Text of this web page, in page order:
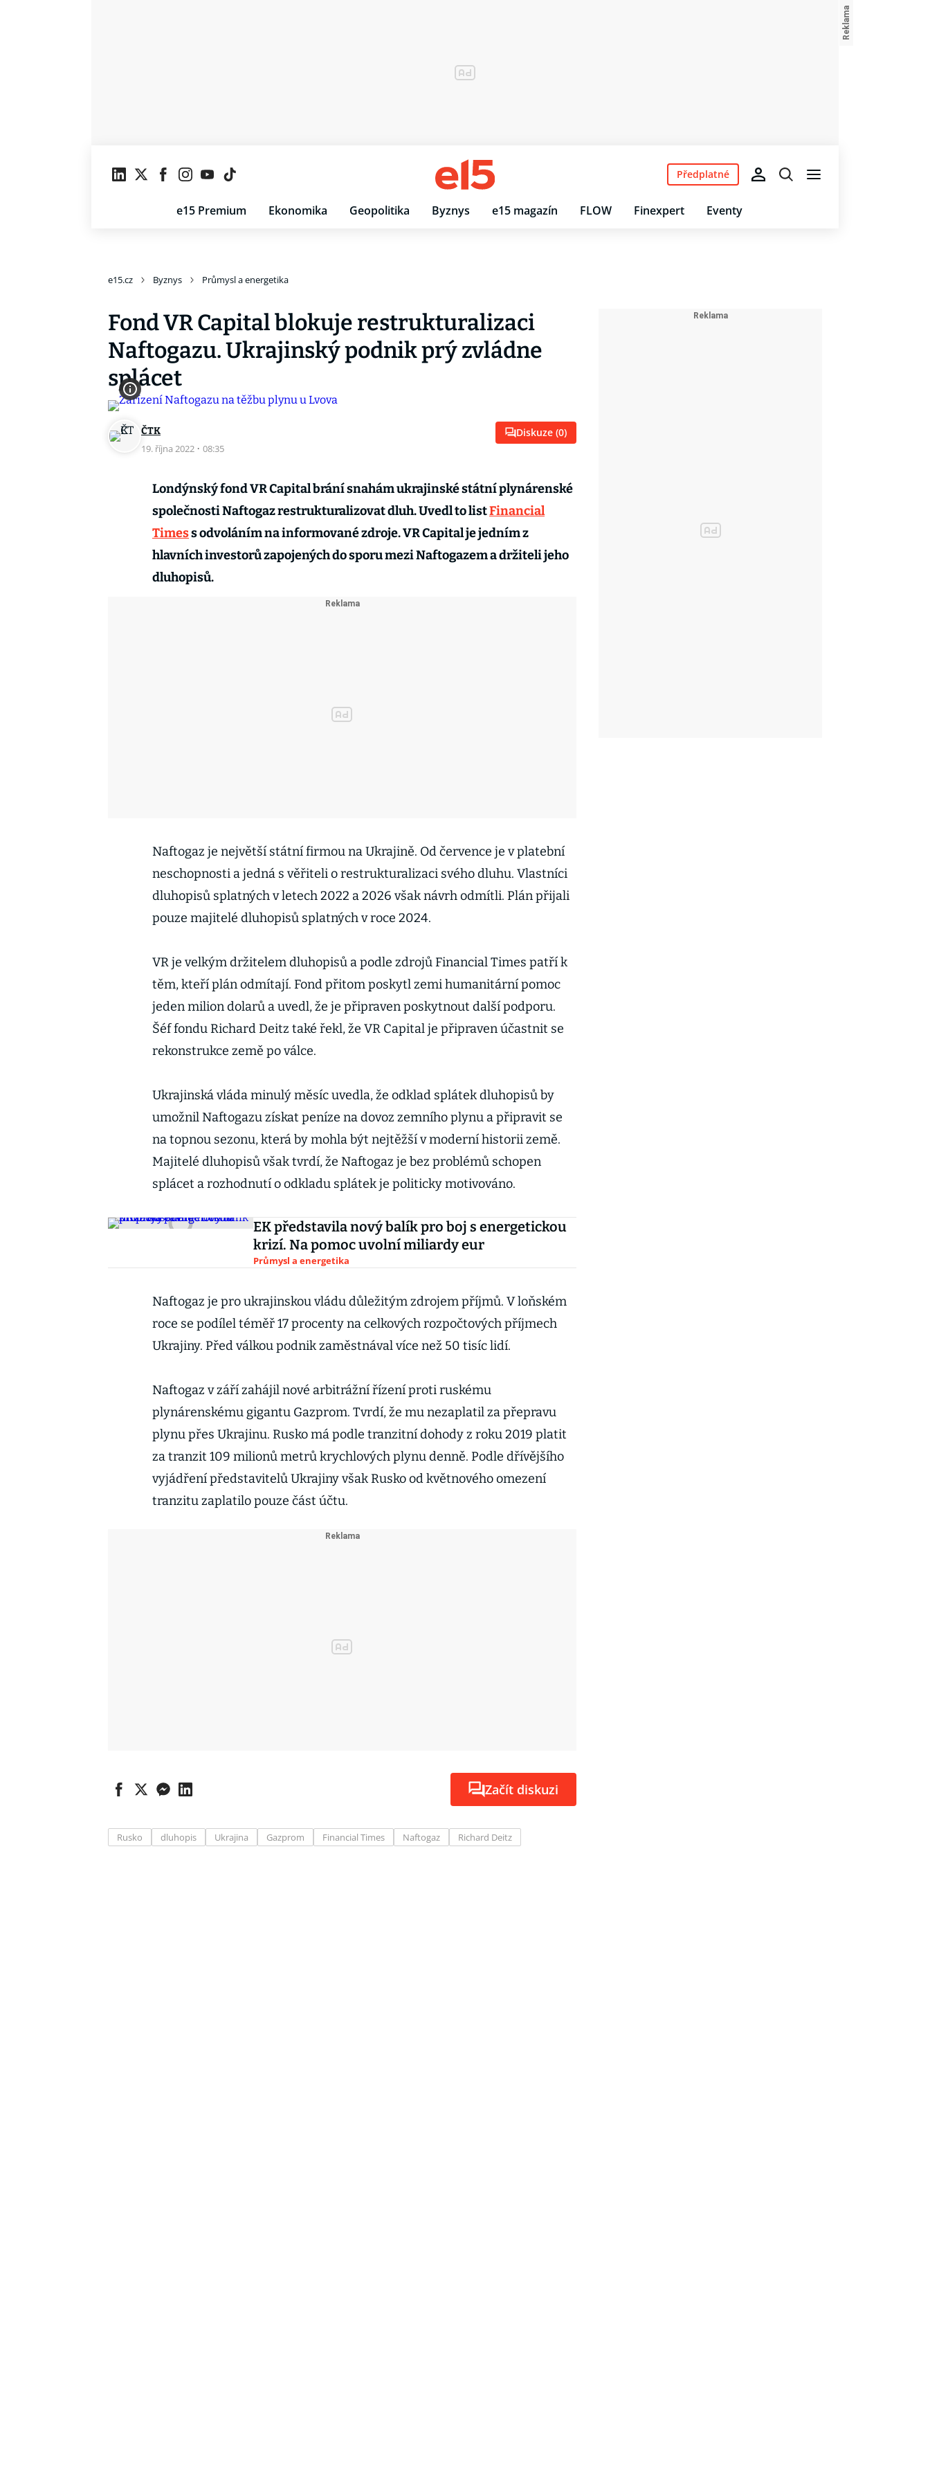
e15 Premium Ekonomika Geopolitika Byznys e15 magazín FLOW Finexpert Eventy
Předplatné
e15.cz Byznys Průmysl a energetika
Fond VR Capital blokuje restrukturalizaci
Naftogazu. Ukrajinský podnik prý zvládne
splácet
ČTK
19. října 2022 · 08:35
Diskuze (0)
Londýnský fond VR Capital brání snahám ukrajinské státní plynárenské
společnosti Naftogaz restrukturalizovat dluh. Uvedl to listFinancial
Timess odvoláním na informované zdroje. VR Capital je jedním z
hlavních investorů zapojených do sporu mezi Naftogazem a držiteli jeho
dluhopisů.
Naftogaz je největší státní firmou na Ukrajině. Od července je v platební
neschopnosti a jedná s věřiteli o restrukturalizaci svého dluhu. Vlastníci
dluhopisů splatných v letech 2022 a 2026 však návrh odmítli. Plán přijali
pouze majitelé dluhopisů splatných v roce 2024.
VR je velkým držitelem dluhopisů a podle zdrojů Financial Times patří k
těm, kteří plán odmítají. Fond přitom poskytl zemi humanitární pomoc
jeden milion dolarů a uvedl, že je připraven poskytnout další podporu.
Šéf fondu Richard Deitz také řekl, že VR Capital je připraven účastnit se
rekonstrukce země po válce.
Ukrajinská vláda minulý měsíc uvedla, že odklad splátek dluhopisů by
umožnil Naftogazu získat peníze na dovoz zemního plynu a připravit se
na topnou sezonu, která by mohla být nejtěžší v moderní historii země.
Majitelé dluhopisů však tvrdí, že Naftogaz je bez problémů schopen
splácet a rozhodnutí o odkladu splátek je politicky motivováno.
EK představila nový balík pro boj s energetickou
krizí. Na pomoc uvolní miliardy eur
Průmysl a energetika
Naftogaz je pro ukrajinskou vládu důležitým zdrojem příjmů. V loňském
roce se podílel téměř 17 procenty na celkových rozpočtových příjmech
Ukrajiny. Před válkou podnik zaměstnával více než 50 tisíc lidí.
Naftogaz v září zahájil nové arbitrážní řízení proti ruskému
plynárenskému gigantu Gazprom. Tvrdí, že mu nezaplatil za přepravu
plynu přes Ukrajinu. Rusko má podle tranzitní dohody z roku 2019 platit
za tranzit 109 milionů metrů krychlových plynu denně. Podle dřívějšího
vyjádření představitelů Ukrajiny však Rusko od květnového omezení
tranzitu zaplatilo pouze část účtu.
Začít diskuzi
Rusko dluhopis Ukrajina Gazprom Financial Times Naftogaz Richard Deitz